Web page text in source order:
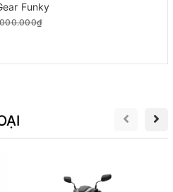
Xe máy điện phong cách SH
Học sinh, sinh viên, người đi
Funky